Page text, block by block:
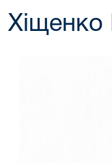
Хіщенко